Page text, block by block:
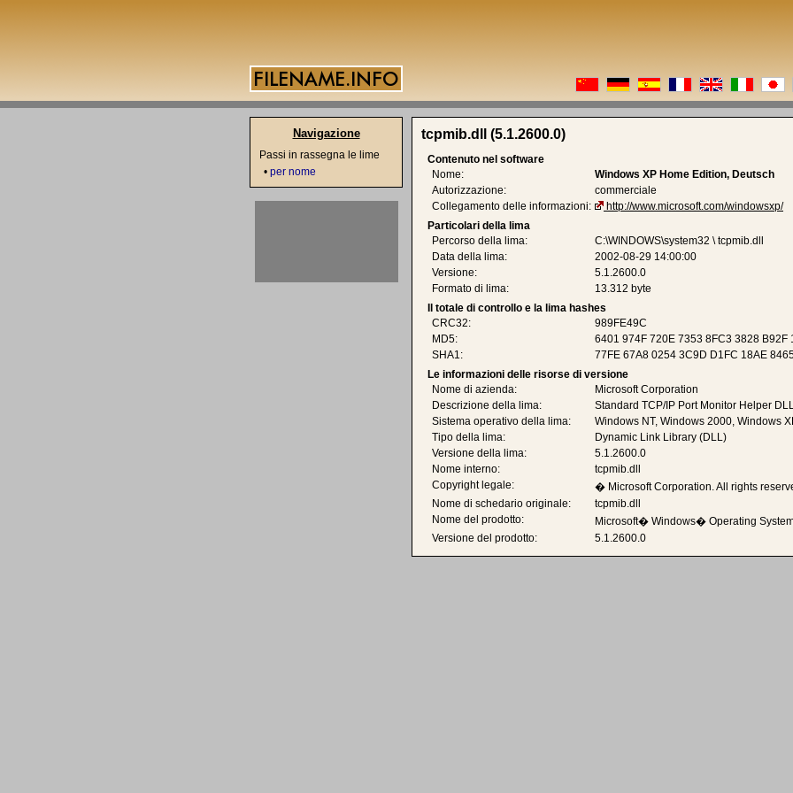
tcpmib.dll (5.1.2600.0)
Contenuto nel software
Nome:
Windows XP Home Edition, Deutsch
Autorizzazione:
commerciale
Collegamento delle informazioni:
http://www.microsoft.com/windowsxp/
Particolari della lima
Percorso della lima:
C:\WINDOWS\system32 \ tcpmib.dll
Data della lima:
2002-08-29 14:00:00
Versione:
5.1.2600.0
Formato di lima:
13.312 byte
Il totale di controllo e la lima hashes
CRC32:
989FE49C
MD5:
6401 974F 720E 7353 8FC3 3828 B92F
SHA1:
77FE 67A8 0254 3C9D D1FC 18AE
Le informazioni delle risorse di versione
Nome di azienda:
Microsoft Corporation
Descrizione della lima:
Standard TCP/IP Port Monitor Helper
Sistema operativo della lima:
Windows NT, Windows 2000, Windows
Tipo della lima:
Dynamic Link Library (DLL)
Versione della lima:
5.1.2600.0
Nome interno:
tcpmib.dll
Copyright legale:
� Microsoft Corporation. All rights
Nome di schedario originale:
tcpmib.dll
Nome del prodotto:
Microsoft� Windows� Operating
Versione del prodotto:
5.1.2600.0
Navigazione
Passi in rassegna le lime
• per nome